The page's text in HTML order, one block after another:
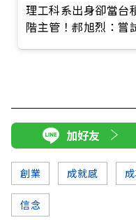
理工科系出身卻當台
階主管！郝旭烈：嘗
加好友
創業 成就感
信念